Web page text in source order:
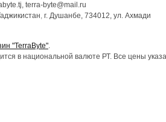
terra-byte@mail.ru
, г. Душанбе, 734012, ул. Ахмади
"TerraByte".
в национальной валюте РТ. Все цены